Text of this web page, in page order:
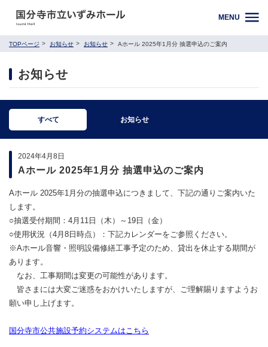
MENU
TOPページ お知らせ お知らせ Aホール 2025年1月分 抽選申込のご案内
お知らせ
すべて お知らせ
2024年4月8日
Aホール 2025年1月分 抽選申込のご案内
Aホール 2025年1月分の抽選申込につきまして、下記の通りご案内いた
します。
○抽選受付期間：4月11日（木）～19日（金）
○使用状況（4月8日時点）：下記カレンダーをご参照ください。
※Aホール音響・照明設備修繕工事予定のため、貸出を休止する期間が
あります。
なお、工事期間は変更の可能性があります。
皆さまには大変ご迷惑をおかけいたしますが、ご理解賜りますようお
願い申し上げます。
国分寺市公共施設予約システムはこちら